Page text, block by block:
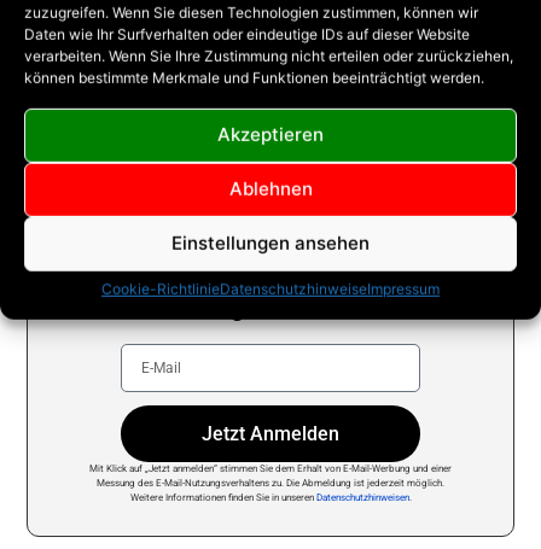
zuzugreifen. Wenn Sie diesen Technologien zustimmen, können wir
Daten wie Ihr Surfverhalten oder eindeutige IDs auf dieser Website
verarbeiten. Wenn Sie Ihre Zustimmung nicht erteilen oder zurückziehen,
können bestimmte Merkmale und Funktionen beeinträchtigt werden.
Akzeptieren
Ablehnen
Einstellungen ansehen
Cookie-RichtlinieDatenschutzhinweiseImpressum
Gefällt Ihnen, was Sie sehen?
Feedback geben
Anmeldung zum Newsletter
Jetzt Anmelden
Mit Klick auf „Jetzt anmelden“ stimmen Sie dem Erhalt von E-Mail-Werbung und einer
Messung des E-Mail-Nutzungsverhaltens zu. Die Abmeldung ist jederzeit möglich.
Weitere Informationen finden Sie in unseren Datenschutzhinweisen.